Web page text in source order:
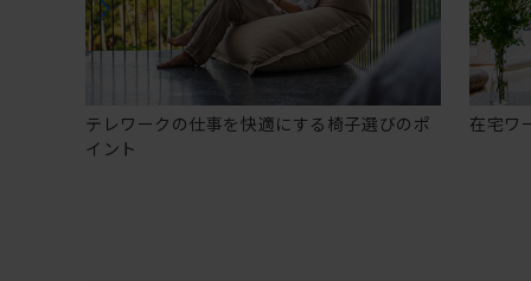
テレワークの仕事を快適にする椅子選びのポ
イント
在宅ワ